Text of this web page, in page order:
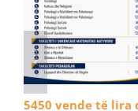
5450 vende të lira